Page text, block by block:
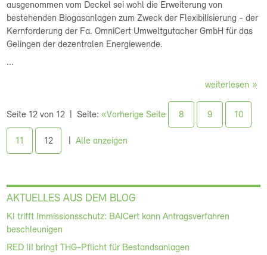
ausgenommen vom Deckel sei wohl die Erweiterung von
bestehenden Biogasanlagen zum Zweck der Flexibilisierung - der
Kernforderung der Fa. OmniCert Umweltgutacher GmbH für das
Gelingen der dezentralen Energiewende.
...
weiterlesen
Seite 12 von 12 Seite:«Vorherige Seite 8 9 10
11 12 Alle anzeigen
AKTUELLES AUS DEM BLOG
KI trifft Immissionsschutz: BAICert kann Antragsverfahren
beschleunigen
RED III bringt THG-Pflicht für Bestandsanlagen